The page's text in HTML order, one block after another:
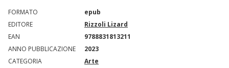
FORMATO
epub
EDITORE
Rizzoli Lizard
EAN
9788831813211
ANNO PUBBLICAZIONE
2023
CATEGORIA
Arte